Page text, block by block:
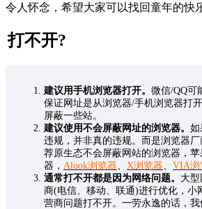
令人怀念，希望大家可以找回童年的快
打不开?
建议用手机浏览器打开。 微信/QQ可
保证网址是从浏览器/手机浏览器打
屏蔽一些站。
建议使用不会屏蔽网址的浏览器。 如
违规，并非真的违规。而是浏览器
荐原生态不会屏蔽网站的浏览器，
器， Alook浏览器、 X浏览器、 VIA浏
通常打不开都是因为网络问题。 大
商(电信、移动、联通)进行优化，小
营商问题打不开。一劳永逸的话，